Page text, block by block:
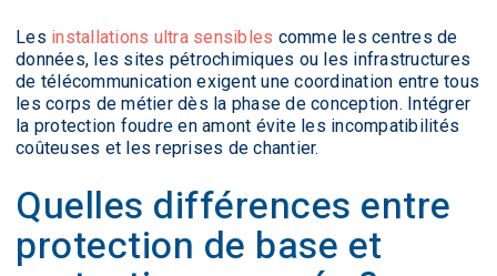
Les installations ultra sensibles comme les centres de
données, les sites pétrochimiques ou les infrastructures
de télécommunication exigent une coordination entre tous
les corps de métier dès la phase de conception. Intégrer
la protection foudre en amont évite les incompatibilités
coûteuses et les reprises de chantier.
Quelles différences entre
protection de base et